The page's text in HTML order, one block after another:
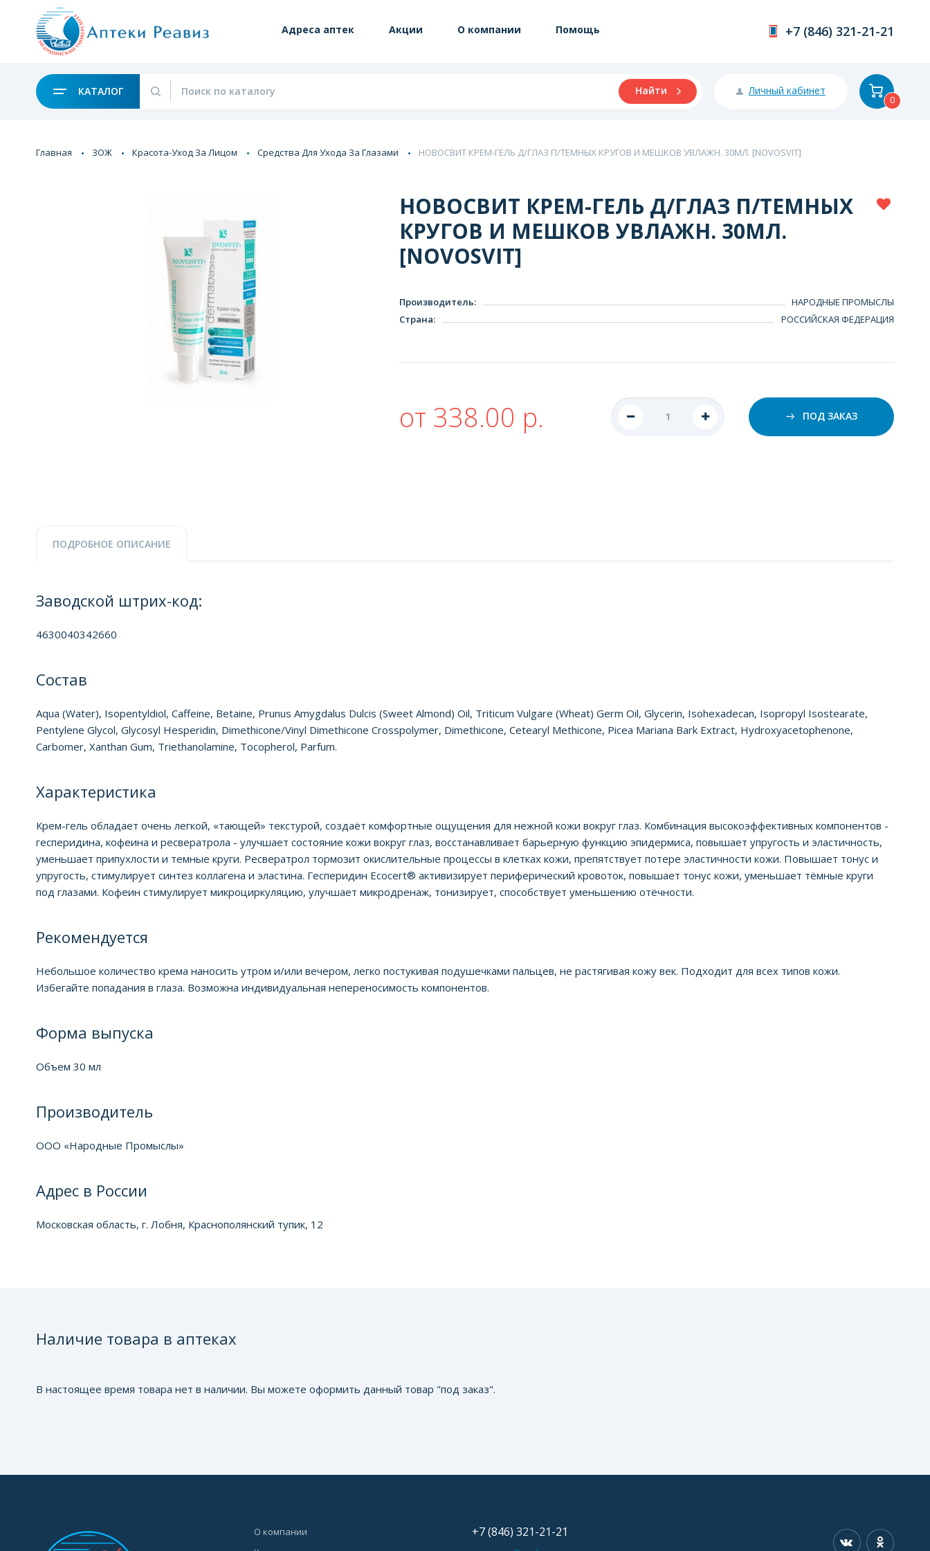
Адреса аптек Акции О компании Помощь +7 (846) 321-21-21
КАТАЛОГ Найти Личный кабинет
0
Главная ЗОЖ Красота-Уход За Лицом Средства Для Ухода За Глазами НОВОСВИТ КРЕМ-ГЕЛЬ Д/ГЛАЗ П/ТЕМНЫХ КРУГОВ И МЕШКОВ УВЛАЖН. 30МЛ. [NOVOSVIT]
НОВОСВИТ КРЕМ-ГЕЛЬ Д/ГЛАЗ П/ТЕМНЫХ
КРУГОВ И МЕШКОВ УВЛАЖН. 30МЛ.
[NOVOSVIT]
Производитель:
НАРОДНЫЕ ПРОМЫСЛЫ
Страна: РОССИЙСКАЯ ФЕДЕРАЦИЯ
от 338.00 р. ПОД ЗАКАЗ
ПОДРОБНОЕ ОПИСАНИЕ
Заводской штрих-код:
4630040342660
Состав
Aqua (Water), Isopentyldiol, Caffeine, Betaine, Prunus Amygdalus Dulcis (Sweet Almond) Oil, Triticum Vulgare (Wheat) Germ Oil, Glycerin, Isohexadecan, Isopropyl Isostearate,
Pentylene Glycol, Glycosyl Hesperidin, Dimethicone/Vinyl Dimethicone Crosspolymer, Dimethicone, Cetearyl Methicone, Picea Mariana Bark Extract, Hydroxyacetophenone,
Carbomer, Xanthan Gum, Triethanolamine, Tocopherol, Parfum.
Характеристика
Крем-гель обладает очень легкой, «тающей» текстурой, создаёт комфортные ощущения для нежной кожи вокруг глаз. Комбинация высокоэффективных компонентов -
гесперидина, кофеина и ресвератрола - улучшает состояние кожи вокруг глаз, восстанавливает барьерную функцию эпидермиса, повышает упругость и эластичность,
уменьшает припухлости и темные круги. Ресвератрол тормозит окислительные процессы в клетках кожи, препятствует потере эластичности кожи. Повышает тонус и
упругость, стимулирует синтез коллагена и эластина. Гесперидин Ecocert® активизирует периферический кровоток, повышает тонус кожи, уменьшает тёмные круги
под глазами. Кофеин стимулирует микроциркуляцию, улучшает микродренаж, тонизирует, способствует уменьшению отёчности.
Рекомендуется
Небольшое количество крема наносить утром и/или вечером, легко постукивая подушечками пальцев, не растягивая кожу век. Подходит для всех типов кожи.
Избегайте попадания в глаза. Возможна индивидуальная непереносимость компонентов.
Форма выпуска
Объем 30 мл
Производитель
ООО «Народные Промыслы»
Адрес в России
Московская область, г. Лобня, Краснополянский тупик, 12
Наличие товара в аптеках
В настоящее время товара нет в наличии. Вы можете оформить данный товар "под заказ".
О компании
+7 (846) 321-21-21